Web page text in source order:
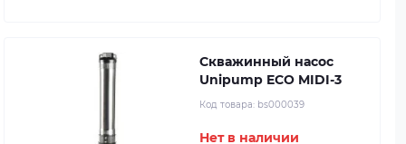
Скважинный насос
Unipump ECO MIDI-3
Код товара: bs000039
Нет в наличии